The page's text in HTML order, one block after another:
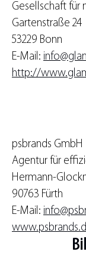
Gesellschaft für
Gartenstraße 24
53229 Bonn
E-Mail:
http://
psbrands GmbH
Agentur für
Hermann-
90763 Fürth
E-Mail: